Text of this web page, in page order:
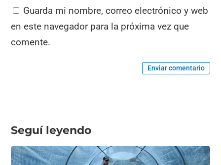
Guarda mi nombre, correo electrónico y web
en este navegador para la próxima vez que
comente.
Enviar comentario
Seguí leyendo